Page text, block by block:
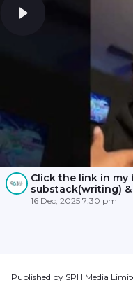
Click the link in
substack(writing)
16 Dec, 2025 7:30 pm
Published by SPH Media